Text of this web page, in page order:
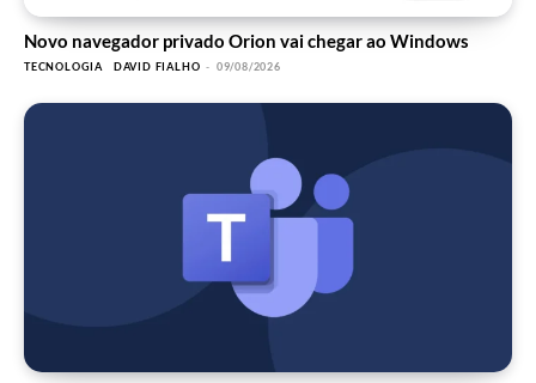
Novo navegador privado Orion vai chegar ao Windows
TECNOLOGIA DAVID FIALHO - 09/08/2026